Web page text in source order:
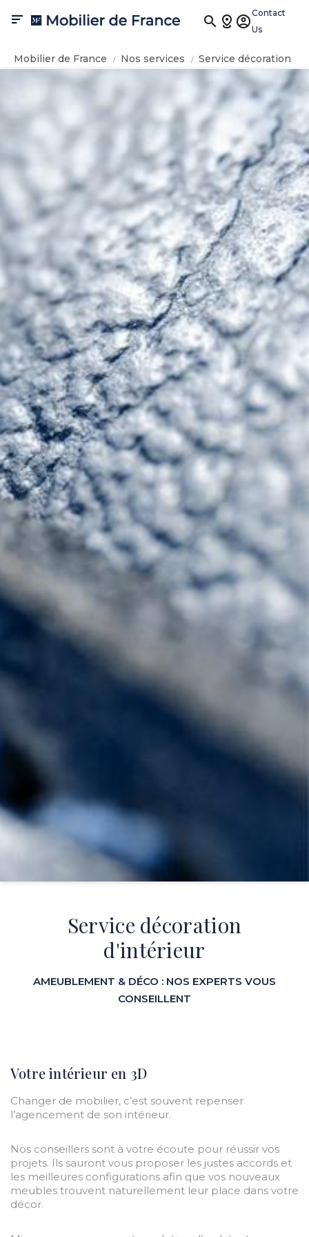

Contact
Us
Mobilier de France Nos services
Service décoration
Service décoration
d'intérieur
AMEUBLEMENT & DÉCO : NOS EXPERTS VOUS
CONSEILLENT
Votre intérieur en 3D
Changer de mobilier, c’est souvent repenser
l’agencement de son intérieur.
Nos conseillers sont à votre écoute pour réussir vos
projets. Ils sauront vous proposer les justes accords et
les meilleures configurations afin que vos nouveaux
meubles trouvent naturellement leur place dans votre
décor.